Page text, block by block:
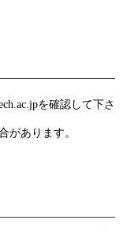
を確認して下さ
があります。